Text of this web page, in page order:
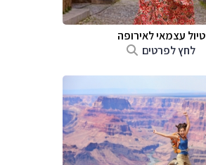
טיול עצמאי לאירופה
לחץ לפרטים